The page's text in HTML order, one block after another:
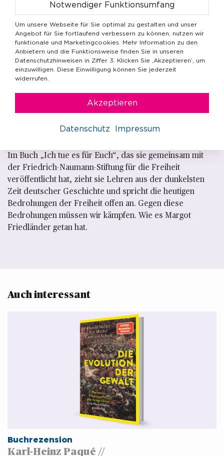
bewegen kann. Ihr Zugewandtsein fühlte sich für viele an
wie eine Form der Vergebung.
Ihre Mission im Kampf gegen das Vergessen ist: „Wir
sind alle gleich. Es gibt kein christliches, jüdisches oder
muslimisches Blut. Es gibt nur menschliches Blut.“ Die
Menschenwürde eines jeden Menschen ist unantastbar.
besonders wachsam zu sein. Die Wahrung der
Menschenrechte ist keine Floskel für Sonntagsreden.
Sondern sie ist das Geschenk der europäischen
Im Buch „Ich tue es für Euch“, das sie gemeinsam mit
der Friedrich-Naumann-Stiftung für die Freiheit
veröffentlicht hat, zieht sie Lehren aus der dunkelsten
Zeit deutscher Geschichte und spricht die heutigen
Bedrohungen der Freiheit offen an. Gegen diese
Bedrohungen müssen wir kämpfen. Wie es Margot
Friedländer getan hat.
Auch interessant
Buchrezension
Karl-Heinz Paqué //
Notwendiger Funktionsumfang
Um unsere Webseite für Sie optimal zu gestalten und unser
Angebot für Sie fortlaufend verbessern zu können, nutzen wir
funktionale und Marketingcookies. Mehr Information zu den
Anbietern und die Funktionsweise finden Sie in unseren
Datenschutzhinweisen in Ziffer 3. Klicken Sie ‚Akzeptieren‘, um
einzuwilligen. Diese Einwilligung können Sie jederzeit
widerrufen.
Akzeptieren
Datenschutz Impressum